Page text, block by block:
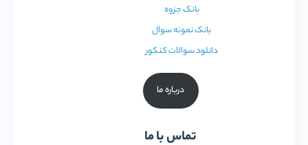
بانک جزوه
بانک نمونه سوال
دانلود سوالات کنکور
درباره ما
تماس با ما